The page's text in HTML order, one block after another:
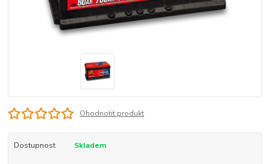
Ohodnotit produkt
Dostupnost Skladem